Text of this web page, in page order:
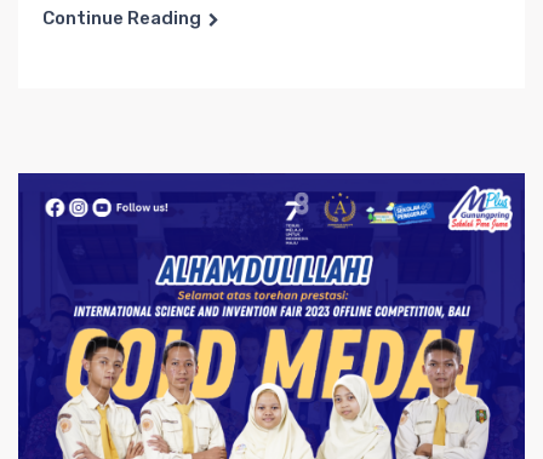
Continue Reading